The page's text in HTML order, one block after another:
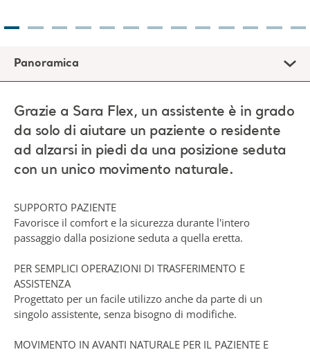
Panoramica
Grazie a Sara Flex, un assistente è in grado
da solo di aiutare un paziente o residente
ad alzarsi in piedi da una posizione seduta
con un unico movimento naturale.
SUPPORTO PAZIENTE
Favorisce il comfort e la sicurezza durante l'intero
passaggio dalla posizione seduta a quella eretta.
PER SEMPLICI OPERAZIONI DI TRASFERIMENTO E
ASSISTENZA
Progettato per un facile utilizzo anche da parte di un
singolo assistente, senza bisogno di modifiche.
MOVIMENTO IN AVANTI NATURALE PER IL PAZIENTE E